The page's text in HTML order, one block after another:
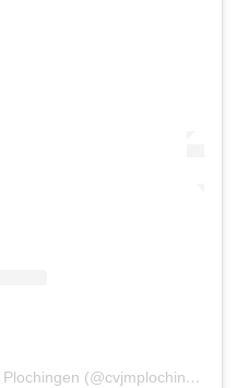
Ein Beitrag geteilt von CVJM Plochingen (@cvjmplochingen)